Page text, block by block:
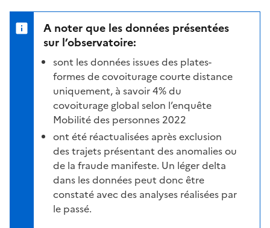
A noter que les données présentées
sur l’observatoire:
sont les données issues des plates-
formes de covoiturage courte distance
uniquement, à savoir 4% du
covoiturage global selon l’enquête
Mobilité des personnes 2022
ont été réactualisées après exclusion
des trajets présentant des anomalies ou
de la fraude manifeste. Un léger delta
dans les données peut donc être
constaté avec des analyses réalisées par
le passé.